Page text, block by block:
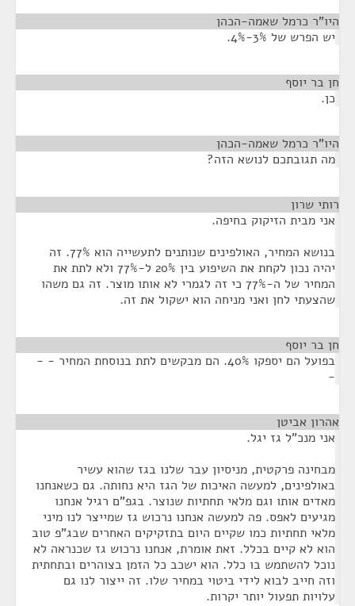
היו"ר כרמל שאמה-הכהן
יש הפרש של 3%-4%.
חן בר יוסף
כן.
היו"ר כרמל שאמה-הכהן
מה תגובתכם לנושא הזה?
רותי שרון
אני מבית הזיקוק בחיפה.
בנושא המחיר, האולפינים שנותנים לתעשייה הוא 77%. זה
יהיה נכון לקחת את השיפוע בין 20% ל-77% ולא לתת את
המחיר של ה-77% כי זה לגמרי לא אותו מוצר. זה גם משהו
שהצעתי לחן ואני מניחה הוא ישקול את זה.
חן בר יוסף
בפועל הם יספקו 40%. הם מבקשים לתת בנוסחת המחיר - -
-
אהרון אביטן
אני מנכ"ל גז יגל.
מבחינה פרקטית, מניסיון עבר שלנו בגז שהוא עשיר
באולפינים, למעשה האיכות של הגז היא נחותה. גם כשאנחנו
מאדים אותו וגם מלאי תחתיות שנוצר. בגפ"ם רגיל אנחנו
מגיעים לאפס. פה למעשה אנחנו נרכוש גז שמייצר לנו מיני
מלאי תחתיות כמו שקיים היום בתזקיקים האחרים שבג"פ טוב
הוא לא קיים בכלל. זאת אומרת, אנחנו נרכוש גז שכנראה לא
נוכל להשתמש בו כלל. הוא ישכב כל הזמן בצוהרים ובתחתית
וזה חייב לבוא לידי ביטוי במחיר שלו. זה ייצור לנו גם
עלויות תפעול יותר יקרות.